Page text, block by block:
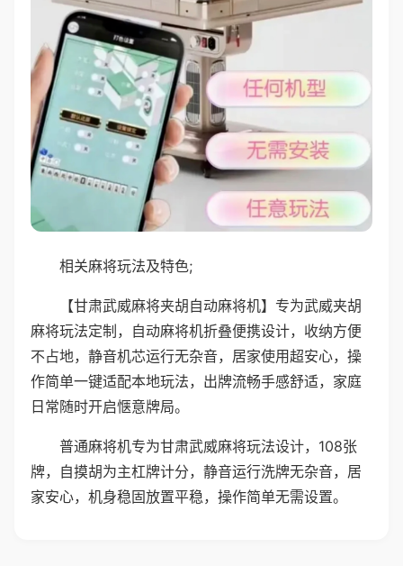
相关麻将玩法及特色;
【甘肃武威麻将夹胡自动麻将机】专为武威夹胡
麻将玩法定制，自动麻将机折叠便携设计，收纳方便
不占地，静音机芯运行无杂音，居家使用超安心，操
作简单一键适配本地玩法，出牌流畅手感舒适，家庭
日常随时开启惬意牌局。
普通麻将机专为甘肃武威麻将玩法设计，108张
牌，自摸胡为主杠牌计分，静音运行洗牌无杂音，居
家安心，机身稳固放置平稳，操作简单无需设置。